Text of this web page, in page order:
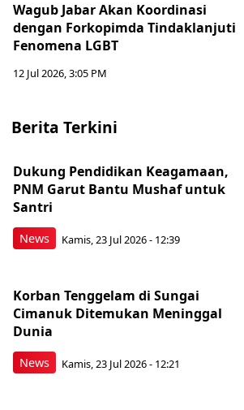
Wagub Jabar Akan Koordinasi
dengan Forkopimda Tindaklanjuti
Fenomena LGBT
12 Jul 2026, 3:05 PM
Berita Terkini
News
Dukung Pendidikan Keagamaan,
PNM Garut Bantu Mushaf untuk
Santri
Kamis, 23 Jul 2026 - 12:39
News
Korban Tenggelam di Sungai
Cimanuk Ditemukan Meninggal
Dunia
Kamis, 23 Jul 2026 - 12:21